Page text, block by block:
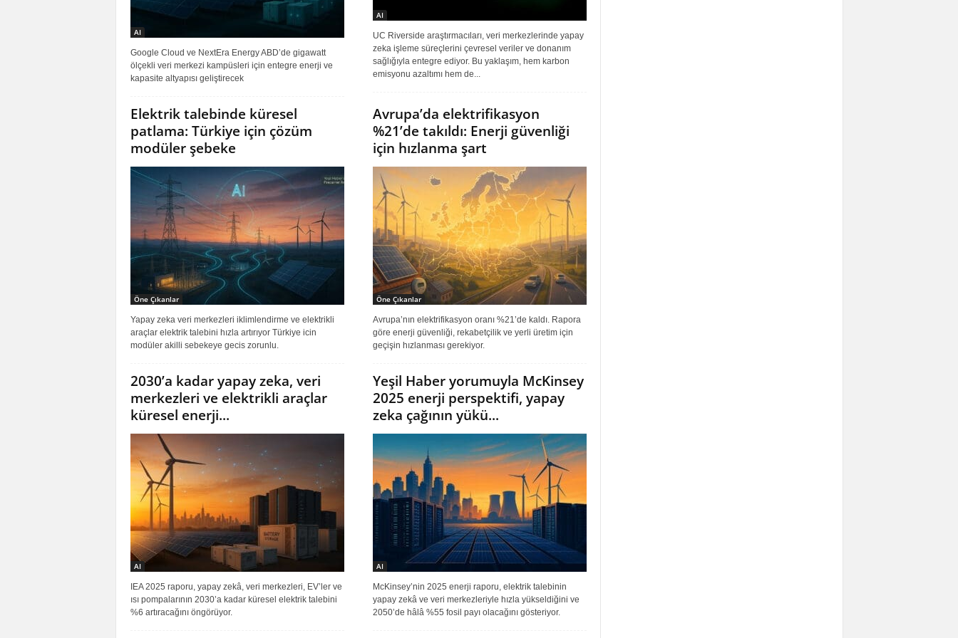
AI
Google Cloud ve NextEra Energy ABD’de gigawatt
ölçekli veri merkezi kampüsleri için entegre enerji ve
kapasite altyapısı geliştirecek
AI
UC Riverside araştırmacıları, veri merkezlerinde yapay
zeka işleme süreçlerini çevresel veriler ve donanım
sağlığıyla entegre ediyor. Bu yaklaşım, hem karbon
emisyonu azaltımı hem de...
Elektrik talebinde küresel
patlama: Türkiye için çözüm
modüler şebeke
Öne Çıkanlar
Yapay zeka veri merkezleri iklimlendirme ve elektrikli
araçlar elektrik talebini hızla artırıyor Türkiye icin
modüler akilli sebekeye gecis zorunlu.
Avrupa’da elektrifikasyon
%21’de takıldı: Enerji güvenliği
için hızlanma şart
Öne Çıkanlar
Avrupa’nın elektrifikasyon oranı %21’de kaldı. Rapora
göre enerji güvenliği, rekabetçilik ve yerli üretim için
geçişin hızlanması gerekiyor.
2030’a kadar yapay zeka, veri
merkezleri ve elektrikli araçlar
küresel enerji...
AI
IEA 2025 raporu, yapay zekâ, veri merkezleri, EV’ler ve
ısı pompalarının 2030’a kadar küresel elektrik talebini
%6 artıracağını öngörüyor.
Yeşil Haber yorumuyla McKinsey
2025 enerji perspektifi, yapay
zeka çağının yükü...
AI
McKinsey’nin 2025 enerji raporu, elektrik talebinin
yapay zekâ ve veri merkezleriyle hızla yükseldiğini ve
2050’de hâlâ %55 fosil payı olacağını gösteriyor.